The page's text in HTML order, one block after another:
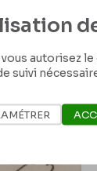
autorisez
suivi